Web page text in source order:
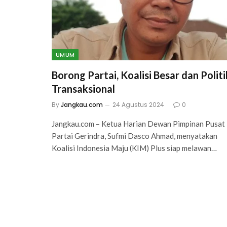
UMUM
Borong Partai, Koalisi Besar dan
Transaksional
ByJangkau.com 24 Agustus 2024 0
Jangkau.com – Ketua Harian Dewan Pimpinan Pusat
Partai Gerindra, Sufmi Dasco Ahmad, menyatakan
Koalisi Indonesia Maju (KIM) Plus siap melawan…